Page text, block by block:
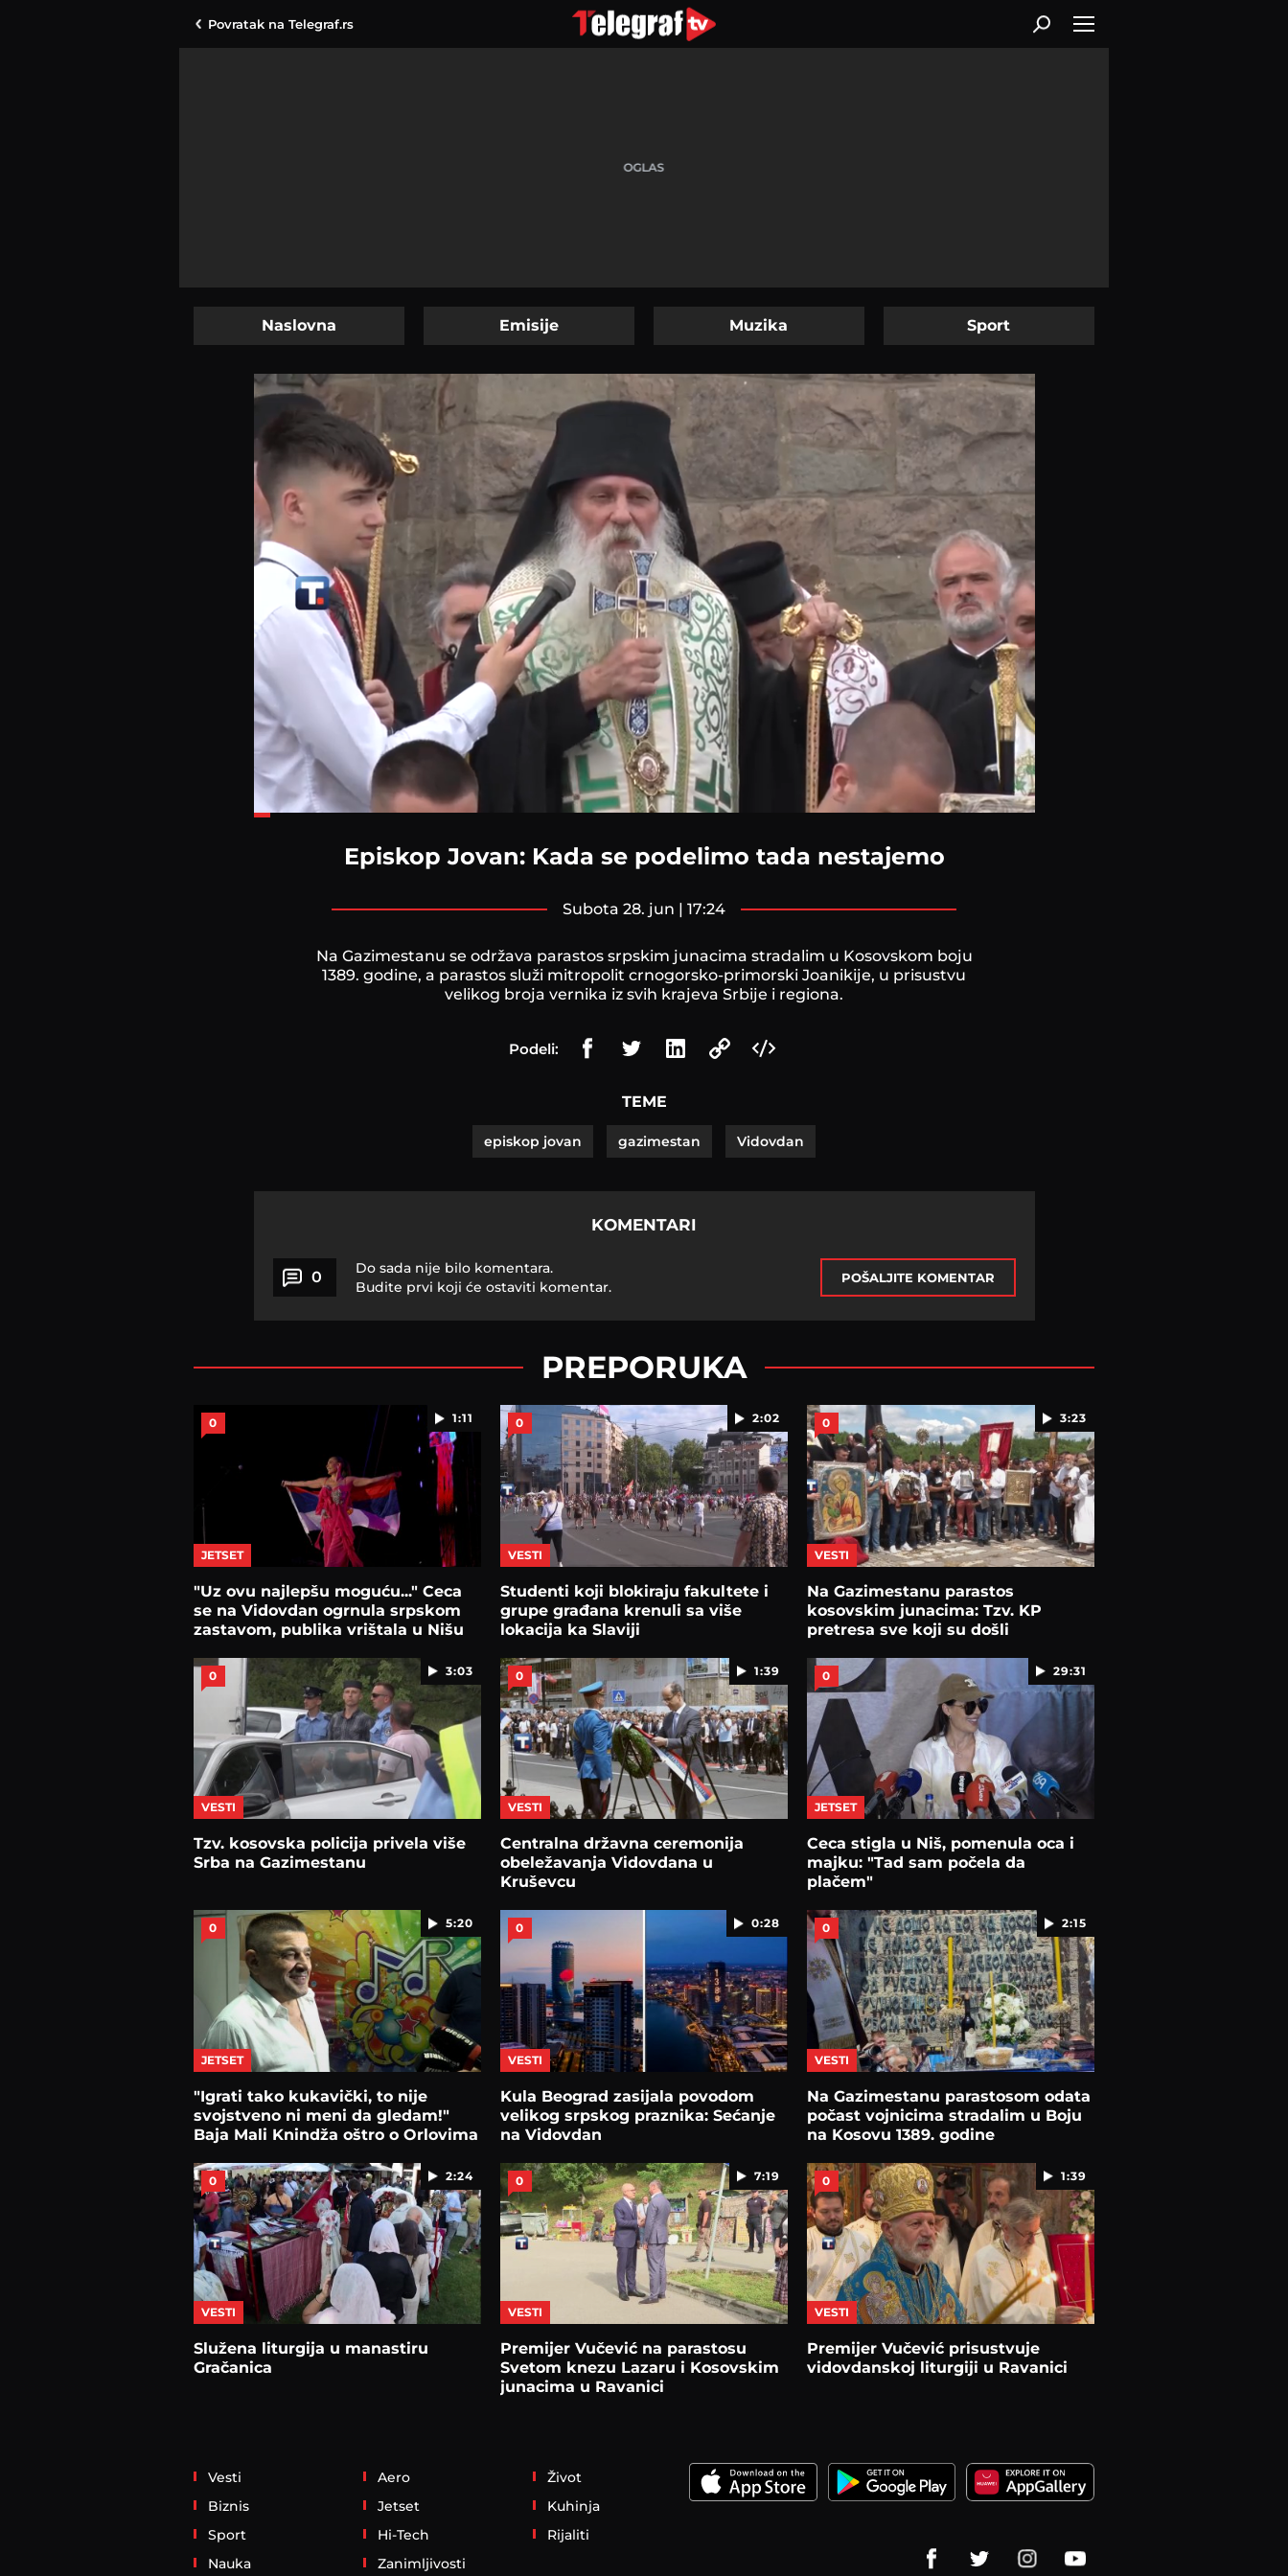
Povratak na Telegraf.rs
Naslovna Emisije Muzika Sport
Episkop Jovan: Kada se podelimo tada nestajemo
subota 28. jun | 17:24
Na Gazimestanu se održava parastos srpskim junacima stradalim u Kosovskom boju
1389. godine, a parastos služi mitropolit crnogorsko-primorski Joanikije, u prisustvu
velikog broja vernika iz svih krajeva Srbije i regiona.
Podeli:
TEME
episkop jovan gazimestan Vidovdan
KOMENTARI
0
Do sada nije bilo komentara.
Budite prvi koji će ostaviti komentar.
POŠALJITE KOMENTAR
PREPORUKA
1:11
0
JETSET
"Uz ovu najlepšu moguću..." Ceca
se na Vidovdan ogrnula srpskom
zastavom, publika vrištala u Nišu
2:02
0
VESTI
Studenti koji blokiraju fakultete i
grupe građana krenuli sa više
lokacija ka Slaviji
3:23
0
VESTI
Na Gazimestanu parastos
kosovskim junacima: Tzv. KP
pretresa sve koji su došli
3:03
0
VESTI
Tzv. kosovska policija privela više
Srba na Gazimestanu
1:39
0
VESTI
Centralna državna ceremonija
obeležavanja Vidovdana u
Kruševcu
29:31
0
JETSET
Ceca stigla u Niš, pomenula oca i
majku: "Tad sam počela da
plačem"
5:20
0
JETSET
"Igrati tako kukavički, to nije
svojstveno ni meni da gledam!"
Baja Mali Knindža oštro o Orlovima
0:28
0
VESTI
Kula Beograd zasijala povodom
velikog srpskog praznika: Sećanje
na Vidovdan
2:15
0
VESTI
Na Gazimestanu parastosom odata
počast vojnicima stradalim u Boju
na Kosovu 1389. godine
2:24
0
VESTI
Služena liturgija u manastiru
Gračanica
7:19
0
VESTI
Premijer Vučević na parastosu
Svetom knezu Lazaru i Kosovskim
junacima u Ravanici
1:39
0
VESTI
Premijer Vučević prisustvuje
vidovdanskoj liturgiji u Ravanici
Vesti
Biznis
Sport
Nauka
Aero
Jetset
Hi-Tech
Zanimljivosti
Život
Kuhinja
Rijaliti